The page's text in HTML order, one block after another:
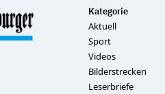
Kategorie
Aktuell
Sport
Videos
Bilderstrecken
Leserbriefe